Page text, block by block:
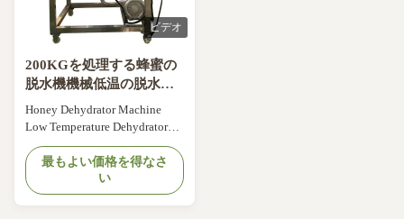
ビデオ
200KGを処理する蜂蜜の
脱水機機械低温の脱水機
の蜂蜜
Honey Dehydrator Machine
Low Temperature Dehydrator
Honey Processing Machines
200KG Product Specifications
Place of Origin China Model
Number 11HH-19 Applicable
最もよい価格を得なさ
い